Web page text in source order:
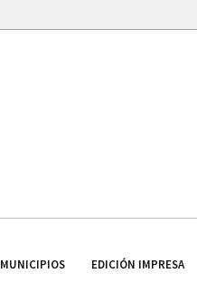
MUNICIPIOS EDICIÓN IMPRESA